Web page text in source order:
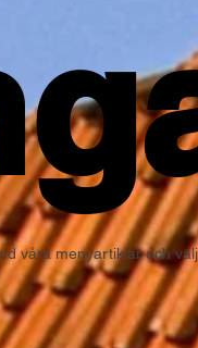
våra menyartiklar och